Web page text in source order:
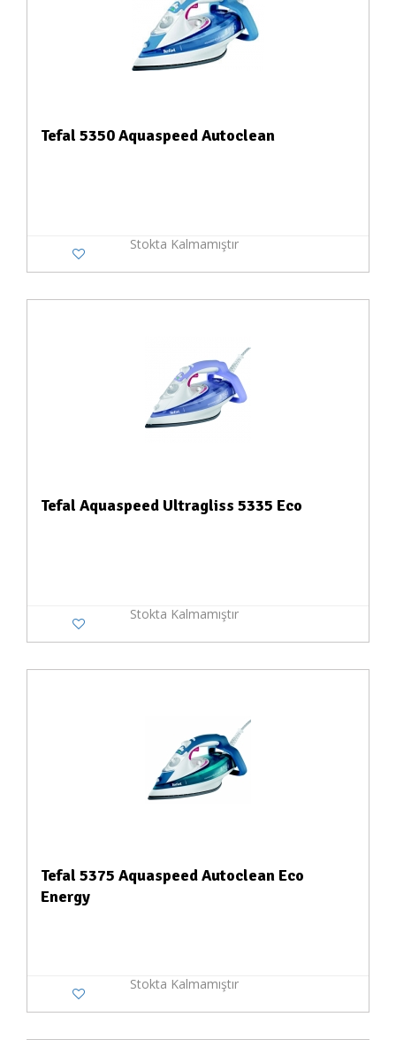
Tefal 5350 Aquaspeed Autoclean
Stokta Kalmamıştır
Tefal Aquaspeed Ultragliss 5335 Eco
Stokta Kalmamıştır
Tefal 5375 Aquaspeed Autoclean Eco
Energy
Stokta Kalmamıştır